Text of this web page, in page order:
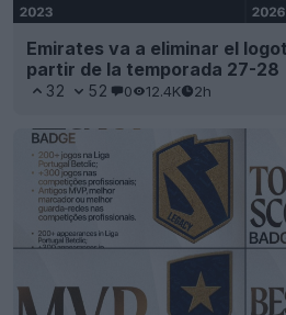
Emirates va a eliminar el
partir de la temporada 27-28
32 52 0 12.4K 2h